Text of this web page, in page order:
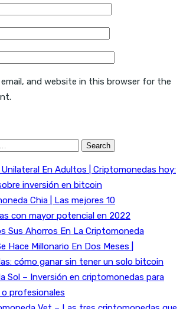
email, and website in this browser for the
En Adultos | Criptomonedas hoy:
inversión en bitcoin
Chia | Las mejores 10
con mayor potencial en 2022
Sus Ahorros En La Criptomoneda
Hace Millonario En Dos Meses |
cómo ganar sin tener un solo bitcoin
Sol – Inversión en criptomonedas para
profesionales